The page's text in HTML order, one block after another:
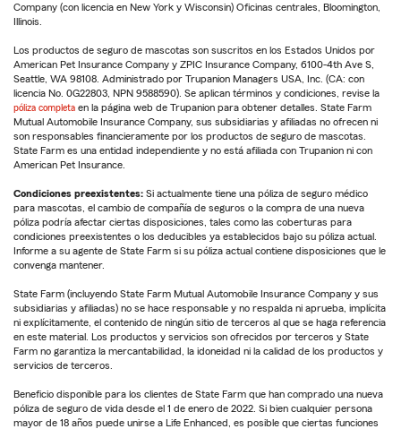
Company (con licencia en New York y Wisconsin) Oficinas centrales, Bloomington,
Illinois.
Los productos de seguro de mascotas son suscritos en los Estados Unidos por
American Pet Insurance Company y ZPIC Insurance Company, 6100-4th Ave S,
Seattle, WA 98108. Administrado por Trupanion Managers USA, Inc. (CA: con
licencia No. 0G22803, NPN 9588590). Se aplican términos y condiciones, revise la
póliza completa en la página web de Trupanion para obtener detalles. State Farm
Mutual Automobile Insurance Company, sus subsidiarias y afiliadas no ofrecen ni
son responsables financieramente por los productos de seguro de mascotas.
State Farm es una entidad independiente y no está afiliada con Trupanion ni con
American Pet Insurance.
Condiciones preexistentes: Si actualmente tiene una póliza de seguro médico
para mascotas, el cambio de compañía de seguros o la compra de una nueva
póliza podría afectar ciertas disposiciones, tales como las coberturas para
condiciones preexistentes o los deducibles ya establecidos bajo su póliza actual.
Informe a su agente de State Farm si su póliza actual contiene disposiciones que le
convenga mantener.
State Farm (incluyendo State Farm Mutual Automobile Insurance Company y sus
subsidiarias y afiliadas) no se hace responsable y no respalda ni aprueba, implícita
ni explícitamente, el contenido de ningún sitio de terceros al que se haga referencia
en este material. Los productos y servicios son ofrecidos por terceros y State
Farm no garantiza la mercantabilidad, la idoneidad ni la calidad de los productos y
servicios de terceros.
Beneficio disponible para los clientes de State Farm que han comprado una nueva
póliza de seguro de vida desde el 1 de enero de 2022. Si bien cualquier persona
mayor de 18 años puede unirse a Life Enhanced, es posible que ciertas funciones